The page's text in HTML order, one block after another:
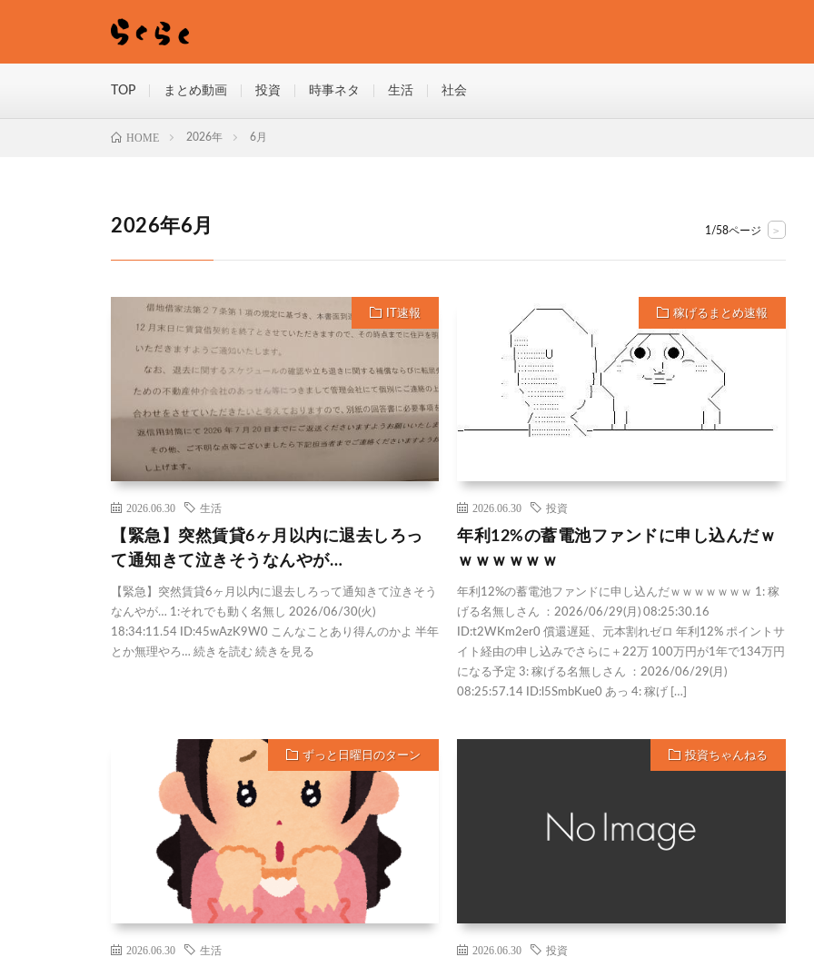
TOP まとめ動画 投資 時事ネタ 生活 社会
HOME 2026年 6月
2026年6月 1/58ページ >
IT速報
2026.06.30 生活
【緊急】突然賃貸6ヶ月以内に退去しろっ
て通知きて泣きそうなんやが…
【緊急】突然賃貸6ヶ月以内に退去しろって通知きて泣きそう
なんやが… 1:それでも動く名無し 2026/06/30(火)
18:34:11.54 ID:45wAzK9W0 こんなことあり得んのかよ 半年
とか無理やろ… 続きを読む 続きを見る
稼げるまとめ速報
2026.06.30 投資
年利12%の蓄電池ファンドに申し込んだｗ
ｗｗｗｗｗｗ
年利12%の蓄電池ファンドに申し込んだｗｗｗｗｗｗｗ 1: 稼
げる名無しさん ：2026/06/29(月) 08:25:30.16
ID:t2WKm2er0 償還遅延、元本割れゼロ 年利12% ポイントサ
イト経由の申し込みでさらに＋22万 100万円が1年で134万円
になる予定 3: 稼げる名無しさん ：2026/06/29(月)
08:25:57.14 ID:l5SmbKue0 あっ 4: 稼げ […]
ずっと日曜日のターン
2026.06.30 生活
投資ちゃんねる
2026.06.30 投資